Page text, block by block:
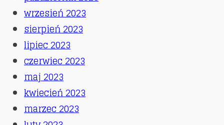
wrzesień 2023
sierpień 2023
lipiec 2023
czerwiec 2023
maj 2023
kwiecień 2023
marzec 2023